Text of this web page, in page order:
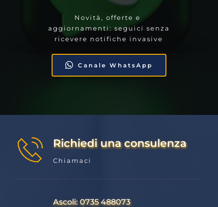
Novità, offerte e
aggiornamenti: seguici senza
ricevere notifiche invasive
Canale WhatsApp
Richiedi una consulenza
Chiamaci
Ascoli: 0735 488073